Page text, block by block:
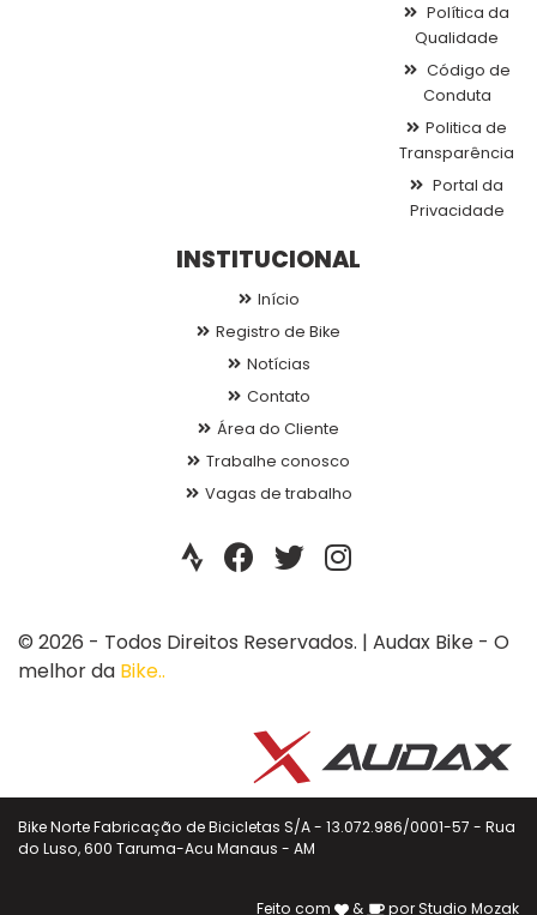
Política da
Qualidade
Código de
Conduta
Politica de
Transparência
Portal da
Privacidade
INSTITUCIONAL
Início
Registro de Bike
Notícias
Contato
Área do Cliente
Trabalhe conosco
Vagas de trabalho
© 2026 - Todos Direitos Reservados. | Audax Bike - O
melhor da Bike..
Bike Norte Fabricação de Bicicletas S/A - 13.072.986/0001-57 - Rua
do Luso, 600 Taruma-Acu Manaus - AM
Feito com & porStudio Mozak